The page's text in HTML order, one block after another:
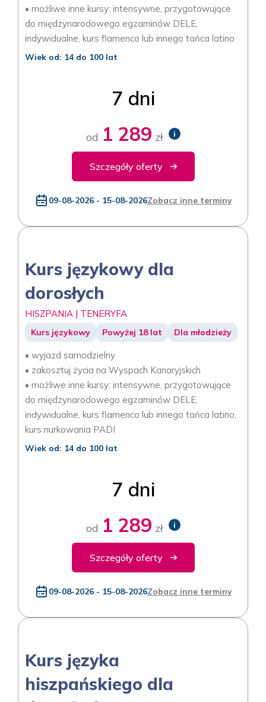
• możliwe inne kursy: intensywne, przygotowujące
do międzynarodowego egzaminów DELE,
indywidualne, kurs flamenco lub innego tańca latino
Wiek od: 14 do 100 lat
7 dni
od 1 289 zł i
Szczegóły oferty
09-08-2026 - 15-08-2026Zobacz inne terminy
Kurs językowy dla
dorosłych
HISZPANIA | TENERYFA
Kurs językowy Powyżej 18 lat Dla młodzieży
• wyjazd samodzielny
• zakosztuj życia na Wyspach Kanaryjskich
• możliwe inne kursy: intensywne, przygotowujące
do międzynarodowego egzaminów DELE,
indywidualne, kurs flamenco lub innego tańca latino,
kurs nurkowania PADI
Wiek od: 14 do 100 lat
7 dni
od 1 289 zł i
Szczegóły oferty
09-08-2026 - 15-08-2026Zobacz inne terminy
Kurs języka
hiszpańskiego dla